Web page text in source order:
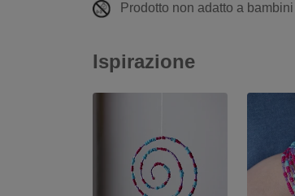
Prodotto non adatto a
Ispirazione